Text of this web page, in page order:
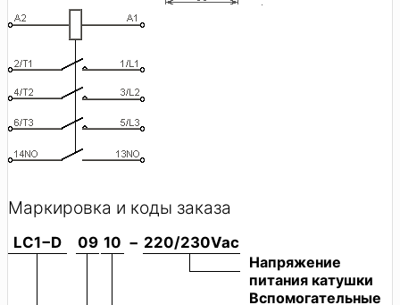
Маркировка и коды заказа
LC1−D 09 10 − 220/230Vac
Напряжение
питания катушки
Вспомогательные